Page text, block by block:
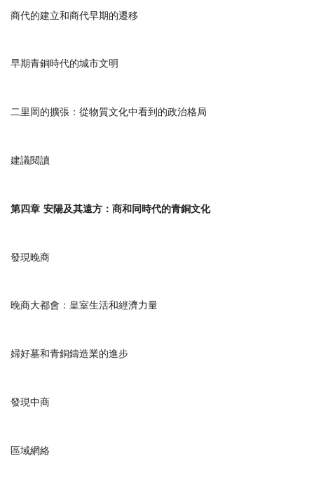
商代的建立和商代早期的遷移
早期青銅時代的城市文明
二里岡的擴張：從物質文化中看到的政治格局
建議閱讀
第四章 安陽及其遠方：商和同時代的青銅文化
發現晚商
晚商大都會：皇室生活和經濟力量
婦好墓和青銅鑄造業的進步
發現中商
區域網絡